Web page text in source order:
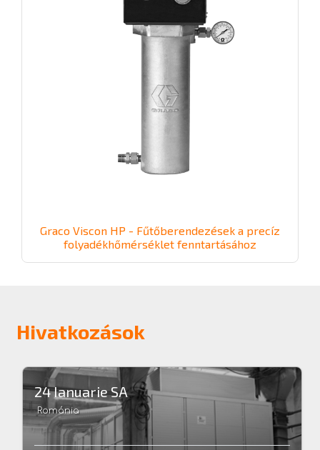
Graco Viscon HP - Fűtőberendezések a precíz
folyadékhőmérséklet fenntartásához
Hivatkozások
24 Ianuarie SA
Románia